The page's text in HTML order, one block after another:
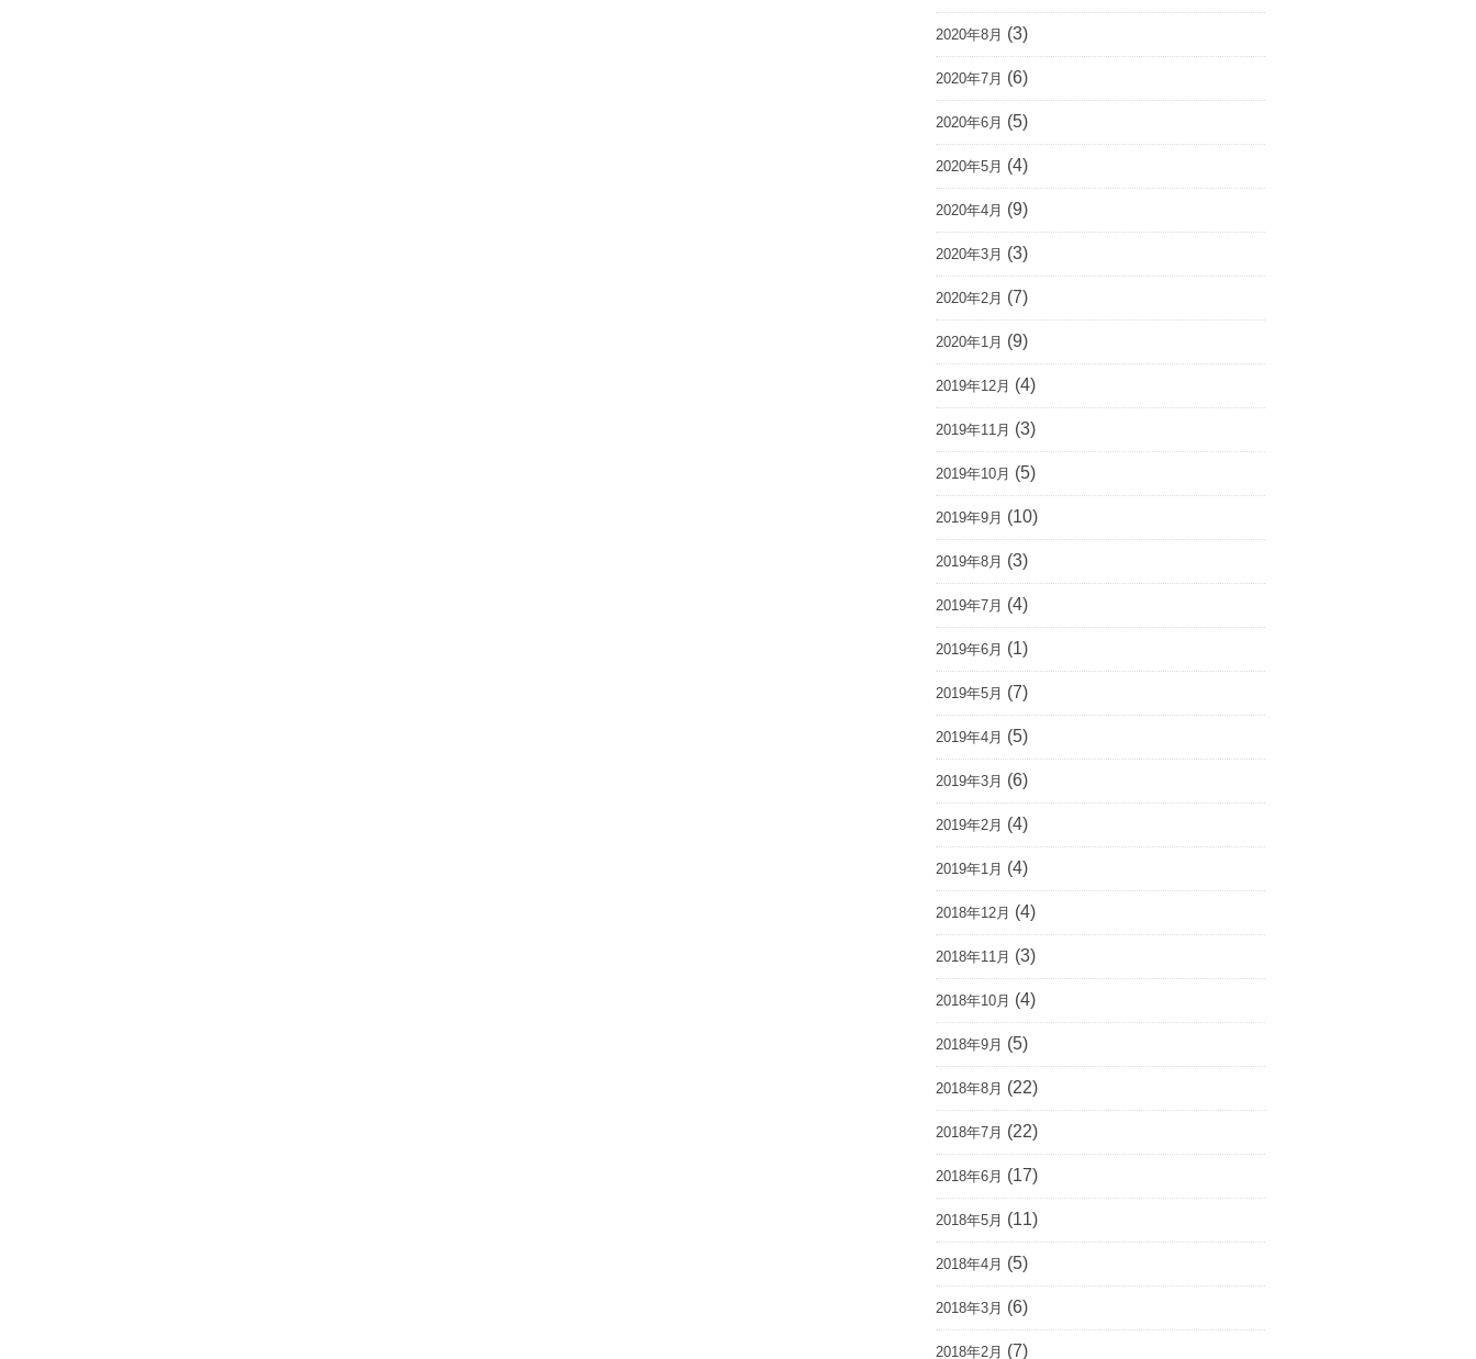
2020年8月 (3)
2020年7月 (6)
2020年6月 (5)
2020年5月 (4)
2020年4月 (9)
2020年3月 (3)
2020年2月 (7)
2020年1月 (9)
2019年12月 (4)
2019年11月 (3)
2019年10月 (5)
2019年9月 (10)
2019年8月 (3)
2019年7月 (4)
2019年6月 (1)
2019年5月 (7)
2019年4月 (5)
2019年3月 (6)
2019年2月 (4)
2019年1月 (4)
2018年12月 (4)
2018年11月 (3)
2018年10月 (4)
2018年9月 (5)
2018年8月 (22)
2018年7月 (22)
2018年6月 (17)
2018年5月 (11)
2018年4月 (5)
2018年3月 (6)
2018年2月 (7)